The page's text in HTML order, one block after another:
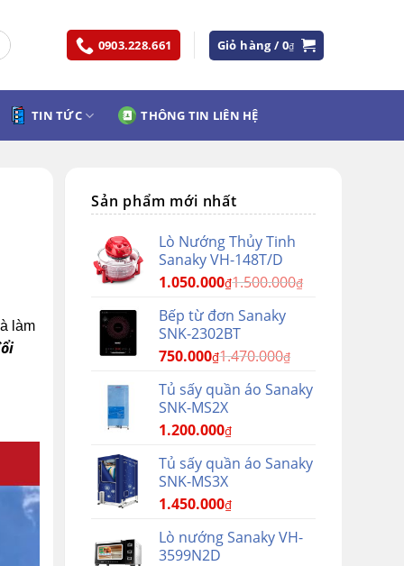
0903.228.661 Giỏ hàng /0₫
TIN TỨC THÔNG TIN LIÊN HỆ
làm
Sản phẩm mới nhất
Lò Nướng Thủy Tinh
Sanaky VH-148T/D
1.050.000₫1.500.000₫
Bếp từ đơn Sanaky
SNK-2302BT
750.000₫1.470.000₫
Tủ sấy quần áo Sanaky
SNK-MS2X
1.200.000₫
Tủ sấy quần áo Sanaky
SNK-MS3X
1.450.000₫
Lò nướng Sanaky VH-
3599N2D